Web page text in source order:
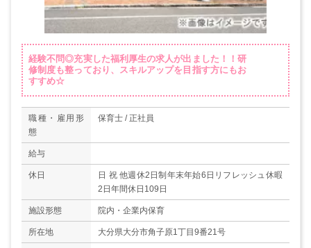
経験不問◎充実した福利厚生の求人が出ました！！研
修制度も整っており、スキルアップを目指す方にもお
すすめ☆
職種・雇用形
態
保育士 / 正社員
給与
休日
日 祝 他週休2日制年末年始6日リフレッシュ休暇
2日年間休日109日
施設形態 院内・企業内保育
所在地 大分県大分市角子原1丁目9番21号